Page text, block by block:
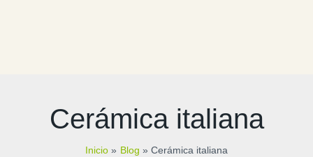
Cerámica italiana
Inicio Blog Cerámica italiana